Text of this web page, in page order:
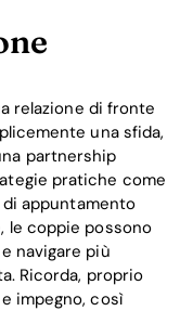
relazione di fronte
una sfida,
partnership
pratiche come
appuntamento
le coppie possono
navigare più
Ricorda, proprio
impegno, così